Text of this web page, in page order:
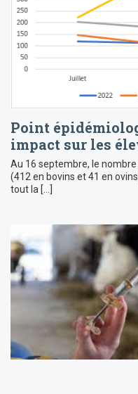
Point
impact sur les
Au 16 septembre, le
(412 en bovins et 41 en
tout la […]